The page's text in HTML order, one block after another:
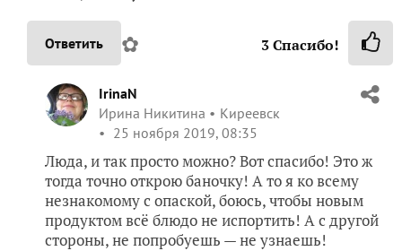
Ответить ✿ 3Спасибо!
IrinaN
Ирина Никитина
Киреевск
25 ноября 2019, 08:35
Люда, и так просто можно? Вот спасибо! Это ж
тогда точно открою баночку! А то я ко всему
незнакомому с опаской, боюсь, чтобы новым
продуктом всё блюдо не испортить! А с другой
стороны, не попробуешь — не узнаешь!